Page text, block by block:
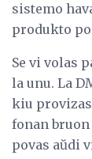
sistemo
produkto
Se vi volas
la unu. La
kiu
fonan
povas aŭdi